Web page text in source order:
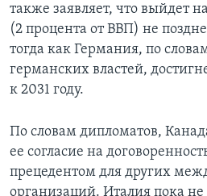
также заявляет, что выйдет
(2 процента от ВВП) не
тогда как Германия, по
германских властей,
к 2031 году.
По словам дипломатов,
ее согласие на
прецедентом для других
организаций. Италия пока не